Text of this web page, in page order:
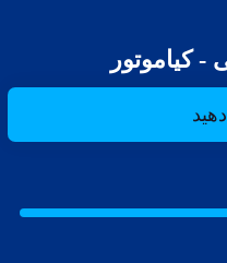
- کیاموتور